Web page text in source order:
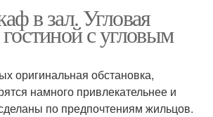
Шкафы для гостиной
как
в зал. Угловая
с угловым
оригинальная обстановка,
намного привлекательнее и
по предпочтениям жильцов.